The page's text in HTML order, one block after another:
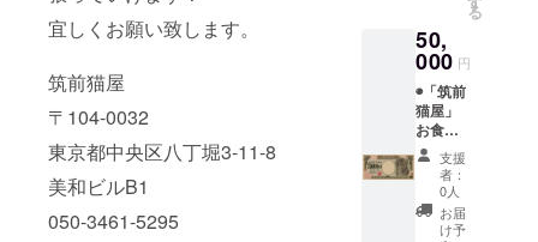
宜しくお願い致します。
筑前猫屋
〒104-0032
東京都中央区八丁堀3-11-8
美和ビルB1
050-3461-5295
3月（土
日祝を
除く）
6ヶ月以
内の有
効期限
となり
ます ◉心
を込め
たお礼
る
50,
000 円
◉「筑前
猫屋」
お食事
券
75000
円分
（1,000
円券75
支援
者：
0人
お届
け予